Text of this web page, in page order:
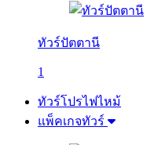
ทัวร์ปัตตานี
1
ทัวร์โปรไฟไหม้
แพ็คเกจทัวร์